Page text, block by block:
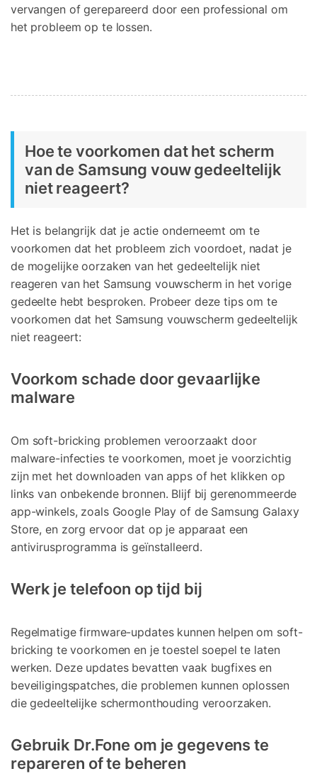
vervangen of gerepareerd door een professional om
het probleem op te lossen.
Hoe te voorkomen dat het scherm
van de Samsung vouw gedeeltelijk
niet reageert?
Het is belangrijk dat je actie onderneemt om te
voorkomen dat het probleem zich voordoet, nadat je
de mogelijke oorzaken van het gedeeltelijk niet
reageren van het Samsung vouwscherm in het vorige
gedeelte hebt besproken. Probeer deze tips om te
voorkomen dat het Samsung vouwscherm gedeeltelijk
niet reageert:
Voorkom schade door gevaarlijke
malware
Om soft-bricking problemen veroorzaakt door
malware-infecties te voorkomen, moet je voorzichtig
zijn met het downloaden van apps of het klikken op
links van onbekende bronnen. Blijf bij gerenommeerde
app-winkels, zoals Google Play of de Samsung Galaxy
Store, en zorg ervoor dat op je apparaat een
antivirusprogramma is geïnstalleerd.
Werk je telefoon op tijd bij
Regelmatige firmware-updates kunnen helpen om soft-
bricking te voorkomen en je toestel soepel te laten
werken. Deze updates bevatten vaak bugfixes en
beveiligingspatches, die problemen kunnen oplossen
die gedeeltelijke schermonthouding veroorzaken.
Gebruik Dr.Fone om je gegevens te
repareren of te beheren